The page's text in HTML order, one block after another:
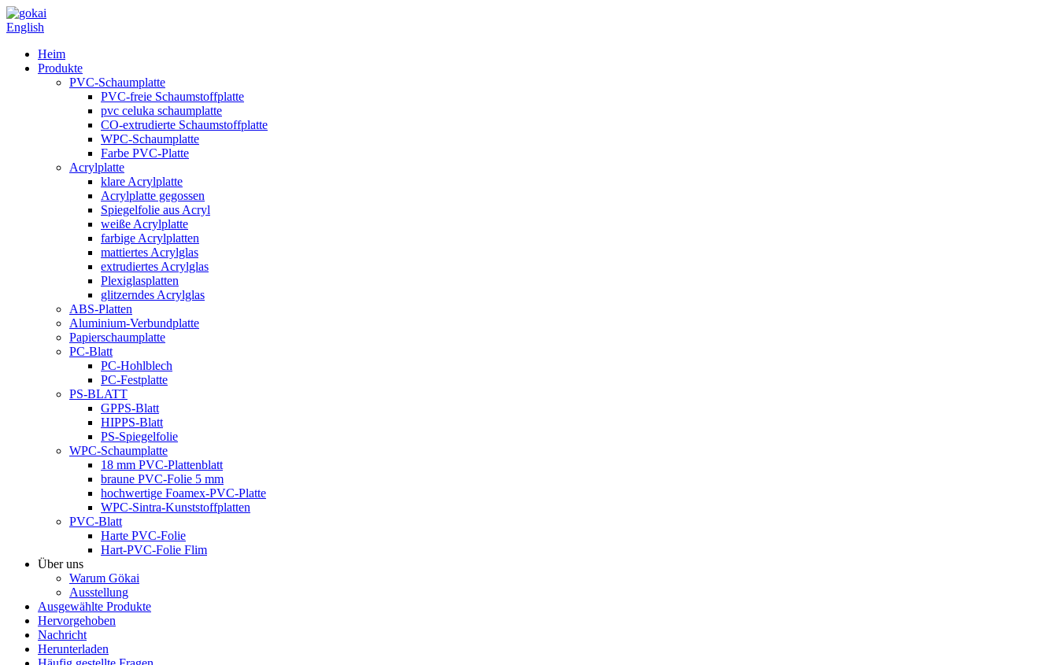
English
Heim
Produkte
PVC-Schaumplatte
PVC-freie Schaumstoffplatte
pvc celuka schaumplatte
CO-extrudierte Schaumstoffplatte
WPC-Schaumplatte
Farbe PVC-Platte
Acrylplatte
klare Acrylplatte
Acrylplatte gegossen
Spiegelfolie aus Acryl
weiße Acrylplatte
farbige Acrylplatten
mattiertes Acrylglas
extrudiertes Acrylglas
Plexiglasplatten
glitzerndes Acrylglas
ABS-Platten
Aluminium-Verbundplatte
Papierschaumplatte
PC-Blatt
PC-Hohlblech
PC-Festplatte
PS-BLATT
GPPS-Blatt
HIPPS-Blatt
PS-Spiegelfolie
WPC-Schaumplatte
18 mm PVC-Plattenblatt
braune PVC-Folie 5 mm
hochwertige Foamex-PVC-Platte
WPC-Sintra-Kunststoffplatten
PVC-Blatt
Harte PVC-Folie
Hart-PVC-Folie Flim
Über uns
Warum Gökai
Ausstellung
Ausgewählte Produkte
Hervorgehoben
Nachricht
Herunterladen